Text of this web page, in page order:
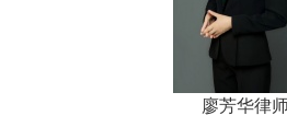
廖芳华律